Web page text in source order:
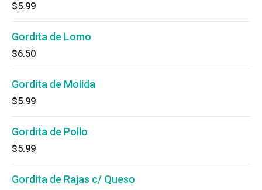
$5.99
Gordita de Lomo
$6.50
Gordita de Molida
$5.99
Gordita de Pollo
$5.99
Gordita de Rajas c/ Queso